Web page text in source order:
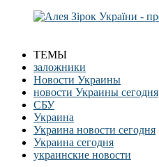
ТЕМЫ
заложники
Новости Украины
новости Украины сегодня
СБУ
Украина
Украина новости сегодня
Украина сегодня
украинские новости